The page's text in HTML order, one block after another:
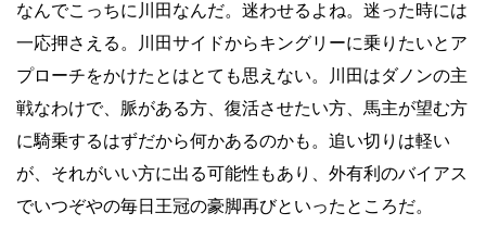
なんでこっちに川田なんだ。迷わせるよね。迷った時には
一応押さえる。川田サイドからキングリーに乗りたいとア
プローチをかけたとはとても思えない。川田はダノンの主
戦なわけで、脈がある方、復活させたい方、馬主が望む方
に騎乗するはずだから何かあるのかも。追い切りは軽い
が、それがいい方に出る可能性もあり、外有利のバイアス
でいつぞやの毎日王冠の豪脚再びといったところだ。